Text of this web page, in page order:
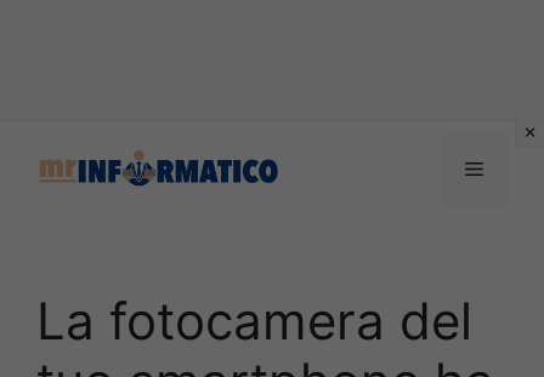
Menu
La fotocamera del